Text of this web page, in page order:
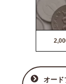
オード